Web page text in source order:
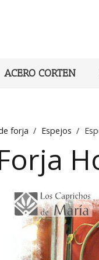
ACERO CORTEN
forja / Espejos /